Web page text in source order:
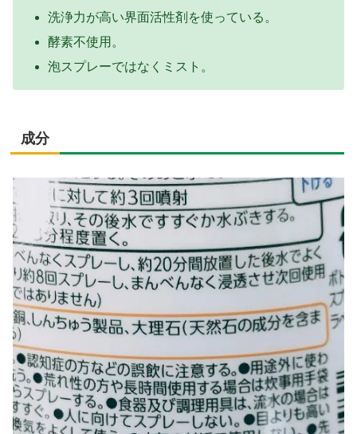
洗浄力が高い界面活性剤を使っている。
酵素不使用。
泡スプレーではなくミスト。
成分